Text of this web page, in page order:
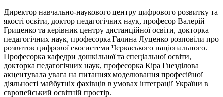
Директор навчально-наукового центру цифрового розвитку та
якості освіти, доктор педагогічних наук, професор Валерій
Гриценко та керівник центру дистанційної освіти, докторка
педагогічних наук, професорка Галина Луценко розповіли про
розвиток цифрової екосистеми Черкаського національного.
Професорка кафедри дошкільної та спеціальної освіти,
докторка педагогічних наук, професорка Кіра Гнезділова
акцентувала увага на питаннях моделювання професійної
діяльності майбутніх фахівців в умовах інтеграції України в
європейський освітній простір.